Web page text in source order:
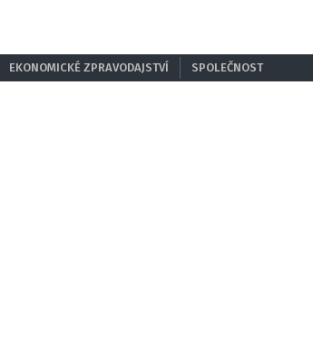
EKONOMICKÉ ZPRAVODAJSTVÍ SPOLEČNOST